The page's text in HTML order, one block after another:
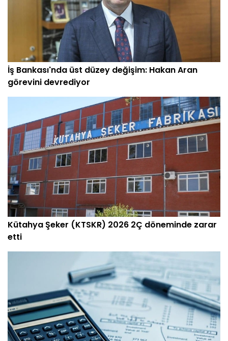
İş Bankası'nda üst düzey değişim: Hakan Aran
görevini devrediyor
Kütahya Şeker (KTSKR) 2026 2Ç döneminde zarar
etti